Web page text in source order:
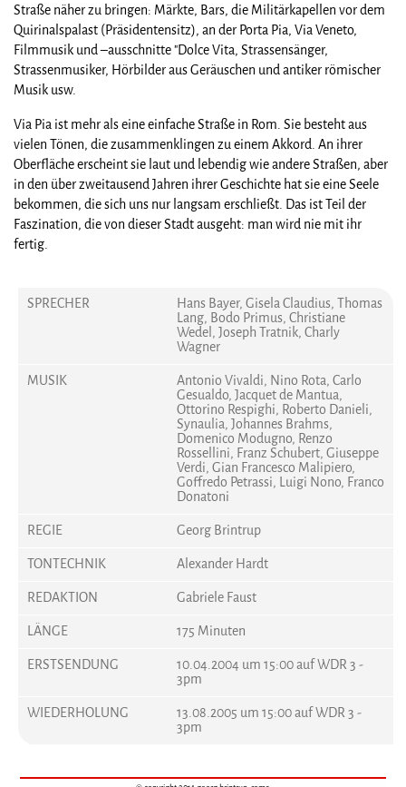
Straße näher zu bringen: Märkte, Bars, die Militärkapellen vor dem
Quirinalspalast (Präsidentensitz), an der Porta Pia, Via Veneto,
Filmmusik und –ausschnitte "Dolce Vita, Strassensänger,
Strassenmusiker, Hörbilder aus Geräuschen und antiker römischer
Musik usw.
Via Pia ist mehr als eine einfache Straße in Rom. Sie besteht aus
vielen Tönen, die zusammenklingen zu einem Akkord. An ihrer
Oberfläche erscheint sie laut und lebendig wie andere Straßen, aber
in den über zweitausend Jahren ihrer Geschichte hat sie eine Seele
bekommen, die sich uns nur langsam erschließt. Das ist Teil der
Faszination, die von dieser Stadt ausgeht: man wird nie mit ihr
fertig.
SPRECHER
Hans Bayer, Gisela Claudius, Thomas
Lang, Bodo Primus, Christiane
Wedel, Joseph Tratnik, Charly
Wagner
MUSIK
Antonio Vivaldi, Nino Rota, Carlo
Gesualdo, Jacquet de Mantua,
Ottorino Respighi, Roberto Danieli,
Synaulia, Johannes Brahms,
Domenico Modugno, Renzo
Rossellini, Franz Schubert, Giuseppe
Verdi, Gian Francesco Malipiero,
Goffredo Petrassi, Luigi Nono, Franco
Donatoni
REGIE
Georg Brintrup
TONTECHNIK
Alexander Hardt
REDAKTION
Gabriele Faust
LÄNGE
175 Minuten
ERSTSENDUNG
10.04.2004 um 15:00 auf WDR 3 -
3pm
WIEDERHOLUNG
13.08.2005 um 15:00 auf WDR 3 -
3pm